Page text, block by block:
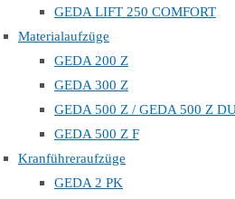
GEDA LIFT 250 COMFORT
Materialaufzüge
GEDA 200 Z
GEDA 300 Z
GEDA 500 Z / GEDA 500 Z
GEDA 500 Z F
Kranführeraufzüge
GEDA 2 PK